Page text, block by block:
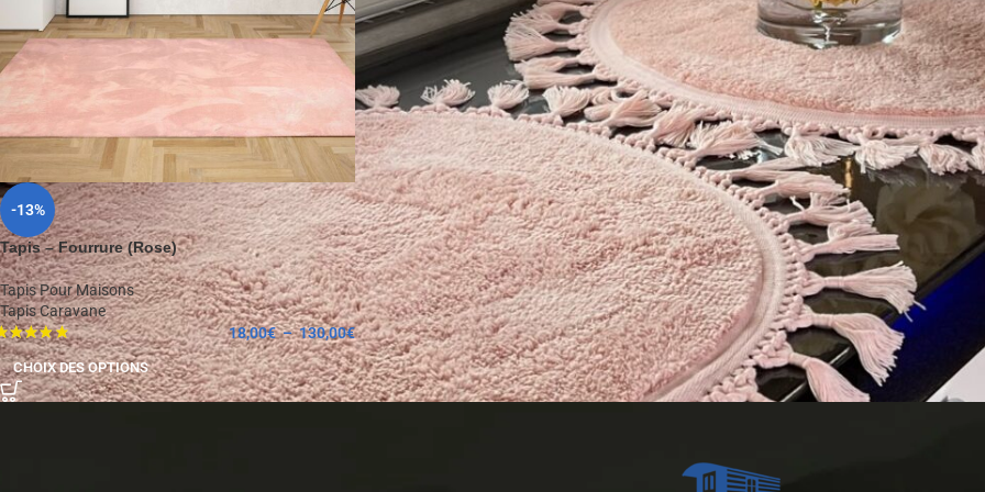
-13%
Tapis – Fourrure (Rose)
Tapis Pour Maisons
Tapis Caravane
18,00€–130,00€
CHOIX DES OPTIONS